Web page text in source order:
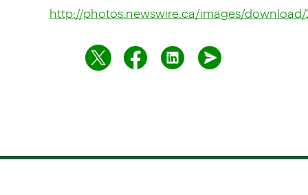
http://photos.newswire.ca/images/download/